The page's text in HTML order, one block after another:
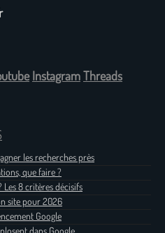
InstagramThreads
les recherches près
que faire ?
Les 8 critères décisifs
site pour 2026
Google